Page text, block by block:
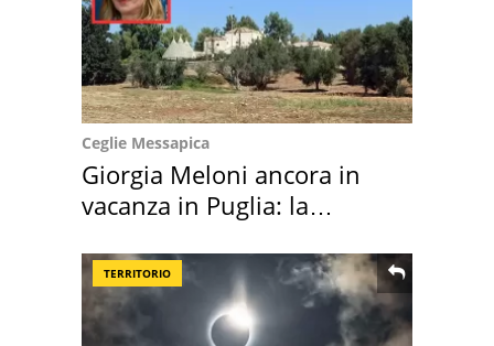
Ceglie Messapica
Giorgia Meloni ancora in
vacanza in Puglia: la
TERRITORIO